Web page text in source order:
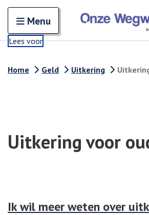
Open en sluit het
Menu
Lees voor
Home Geld Uitkering
Uitkering voor
Ik wil meer weten over